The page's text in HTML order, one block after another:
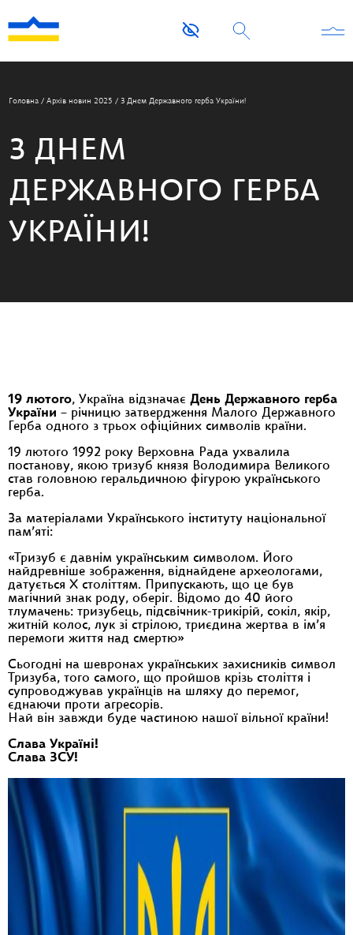
Головна / Архів новин 2025 / З Днем Державного герба України!
З ДНЕМ
ДЕРЖАВНОГО ГЕРБА
УКРАЇНИ!
19 лютого, Україна відзначає День Державного герба
України – річницю затвердження Малого Державного
Герба одного з трьох офіційних символів країни.
19 лютого 1992 року Верховна Рада ухвалила
постанову, якою тризуб князя Володимира Великого
став головною геральдичною фігурою українського
герба.
За матеріалами Українського інституту національної
пам’яті:
«Тризуб є давнім українським символом. Його
найдревніше зображення, віднайдене археологами,
датується Х століттям. Припускають, що це був
магічний знак роду, оберіг. Відомо до 40 його
тлумачень: тризубець, підсвічник-трикірій, сокіл, якір,
житній колос, лук зі стрілою, триєдина жертва в ім’я
перемоги життя над смертю»
Сьогодні на шевронах українських захисників символ
Тризуба, того самого, що пройшов крізь століття і
супроводжував українців на шляху до перемог,
єднаючи проти агресорів.
Най він завжди буде частиною нашої вільної країни!
Слава Україні!
Слава ЗСУ!